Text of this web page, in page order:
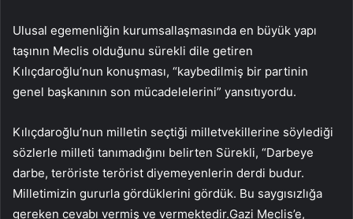
Ulusal egemenliğin kurumsallaşmasında en büyük yapı
taşının Meclis olduğunu sürekli dile getiren
Kılıçdaroğlu’nun konuşması, “kaybedilmiş bir partinin
genel başkanının son mücadelelerini” yansıtıyordu.
Kılıçdaroğlu’nun milletin seçtiği milletvekillerine söylediği
sözlerle milleti tanımadığını belirten Sürekli, “Darbeye
darbe, teröriste terörist diyemeyenlerin derdi budur.
Milletimizin gururla gördüklerini gördük. Bu saygısızlığa
gereken cevabı vermiş ve vermektedir.Gazi Meclis’e,